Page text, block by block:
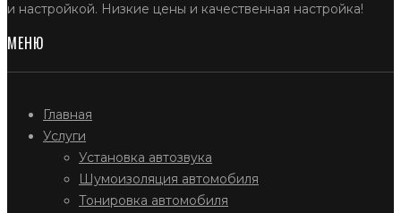
и настройкой. Низкие цены и качественная настройка!
МЕНЮ
Главная
Услуги
Установка автозвука
Шумоизоляция автомобиля
Тонировка автомобиля